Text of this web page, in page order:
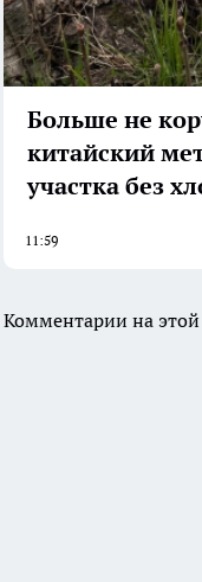
Больше не
китайский
участка без
11:59
Комментарии на